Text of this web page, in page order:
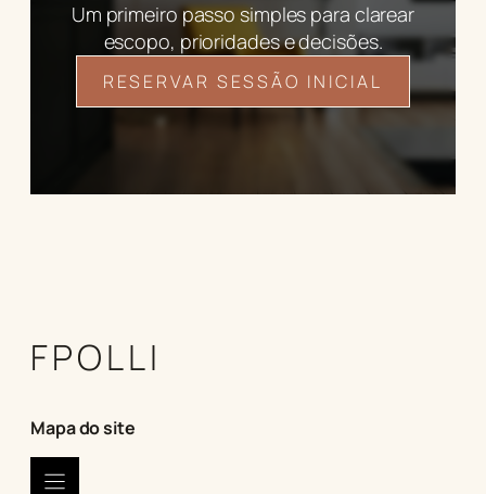
Um primeiro passo simples para clarear
escopo, prioridades e decisões.
RESERVAR SESSÃO INICIAL
FPOLLI
Mapa do site